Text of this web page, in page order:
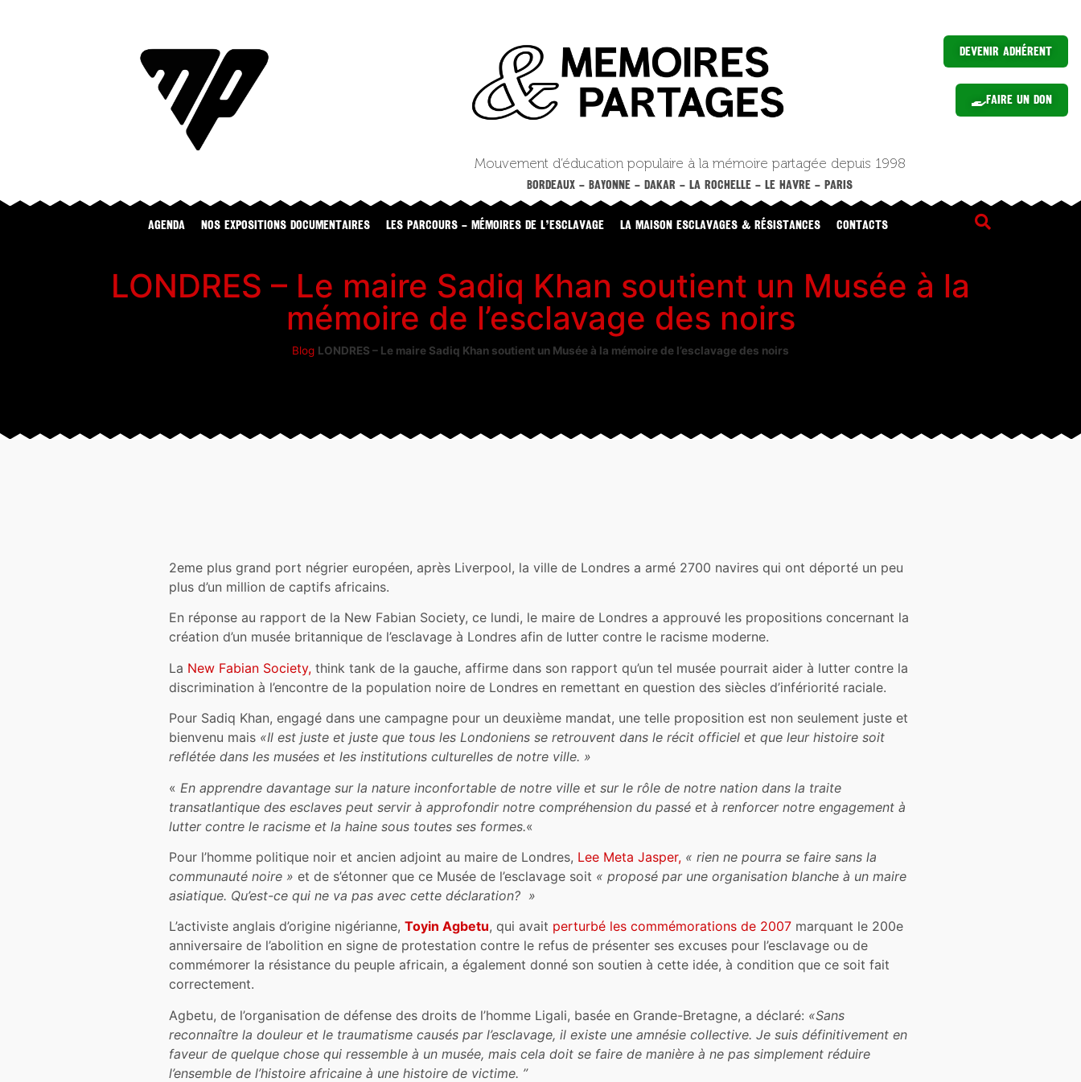
Devenir Adhérent
Faire un Don
Mouvement d’éducation populaire à la mémoire partagée depuis 1998
BORDEAUX – BAYONNE – DAKAR – LA ROCHELLE – LE HAVRE – PARIS
Agenda NOS EXPOSITIONS DOCUMENTAIRES LES PARCOURS – MÉMOIRES DE L’ESCLAVAGE LA MAISON ESCLAVAGES & RÉSISTANCES CONTACTS
LONDRES – Le maire Sadiq Khan soutient un Musée à la
mémoire de l’esclavage des noirs
Blog LONDRES – Le maire Sadiq Khan soutient un Musée à la mémoire de l’esclavage des noirs
2eme plus grand port négrier européen, après Liverpool, la ville de Londres a armé 2700 navires qui ont déporté un peu
plus d’un million de captifs africains.
En réponse au rapport de la New Fabian Society, ce lundi, le maire de Londres a approuvé les propositions concernant la
création d’un musée britannique de l’esclavage à Londres afin de lutter contre le racisme moderne.
La New Fabian Society, think tank de la gauche, affirme dans son rapport qu’un tel musée pourrait aider à lutter contre la
discrimination à l’encontre de la population noire de Londres en remettant en question des siècles d’infériorité raciale.
Pour Sadiq Khan, engagé dans une campagne pour un deuxième mandat, une telle proposition est non seulement juste et
bienvenu mais «Il est juste et juste que tous les Londoniens se retrouvent dans le récit officiel et que leur histoire soit
reflétée dans les musées et les institutions culturelles de notre ville. »
« En apprendre davantage sur la nature inconfortable de notre ville et sur le rôle de notre nation dans la traite
transatlantique des esclaves peut servir à approfondir notre compréhension du passé et à renforcer notre engagement à
lutter contre le racisme et la haine sous toutes ses formes.«
Pour l’homme politique noir et ancien adjoint au maire de Londres, Lee Meta Jasper, « rien ne pourra se faire sans la
communauté noire » et de s’étonner que ce Musée de l’esclavage soit « proposé par une organisation blanche à un maire
asiatique. Qu’est-ce qui ne va pas avec cette déclaration? »
L’activiste anglais d’origine nigérianne,Toyin Agbetu, qui avait perturbé les commémorations de 2007 marquant le 200e
anniversaire de l’abolition en signe de protestation contre le refus de présenter ses excuses pour l’esclavage ou de
commémorer la résistance du peuple africain, a également donné son soutien à cette idée, à condition que ce soit fait
correctement.
Agbetu, de l’organisation de défense des droits de l’homme Ligali, basée en Grande-Bretagne, a déclaré: «Sans
reconnaître la douleur et le traumatisme causés par l’esclavage, il existe une amnésie collective. Je suis définitivement en
faveur de quelque chose qui ressemble à un musée, mais cela doit se faire de manière à ne pas simplement réduire
l’ensemble de l’histoire africaine à une histoire de victime. ”